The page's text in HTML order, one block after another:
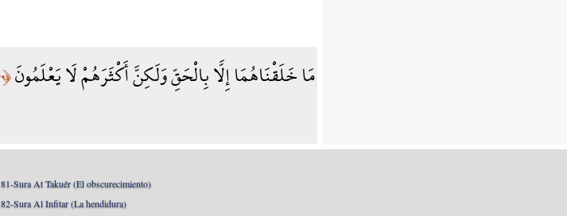
مَا خَلَقْنَاهُمَا إِلَّا بِالْحَقِّ وَلَكِنَّ أَكْثَرَهُمْ لَا يَعْلَمُونَ﴿٣٩﴾
81-Sura At Takuér (El obscurecimiento)
82-Sura Al Infitar (La hendidura)